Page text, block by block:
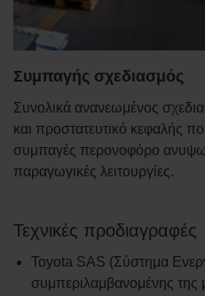
Συμπαγής σχεδιασμός
Συνολικά ανανεωμένος
και προστατευτικό κεφαλής
συμπαγές περονοφόρο
παραγωγικές λειτουργίες.
Τεχνικές προδιαγραφές
Toyota SAS (Σύστημα
συμπεριλαμβανομένης της